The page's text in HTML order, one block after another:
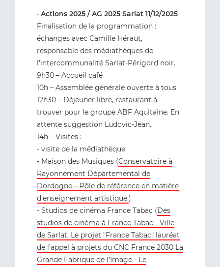
• Actions 2025 / AG 2025 Sarlat 11/12/2025
Finalisation de la programmation :
échanges avec Camille Héraut,
responsable des médiathèques de
l’intercommunalité Sarlat-Périgord noir.
9h30 – Accueil café
10h – Assemblée générale ouverte à tous
12h30 – Déjeuner libre, restaurant à
trouver pour le groupe ABF Aquitaine. En
attente suggestion Ludovic-Jean.
14h – Visites :
- visite de la médiathèque
- Maison des Musiques (Conservatoire à
Rayonnement Départemental de
Dordogne – Pôle de référence en matière
d'enseignement artistique,)
- Studios de cinéma France Tabac (Des
studios de cinéma à France Tabac - Ville
de Sarlat, Le projet "France Tabac" lauréat
de l’appel à projets du CNC France 2030 La
Grande Fabrique de l’Image - Le